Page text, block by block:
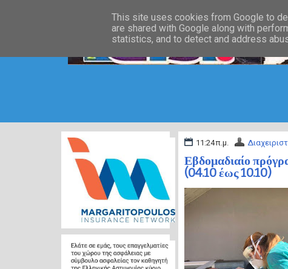
11:24 π.μ.
Εβδομαδιαίο
(04.10 έως 10.10)
This site uses cookies from Google to
are shared with Google along with
statistics, and to detect and address